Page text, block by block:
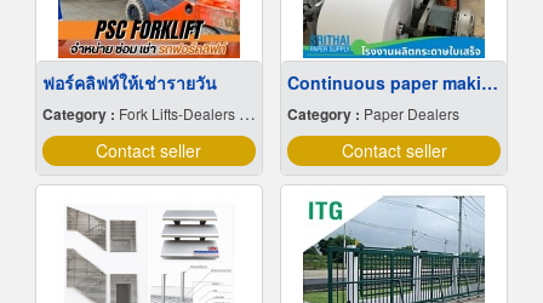
ฟอร์คลิฟท์ให้เช่ารายวัน
Category : Fork Lifts-Dealers & Service
Contact seller
Continuous paper making, cheap
Category : Paper Dealers
Contact seller